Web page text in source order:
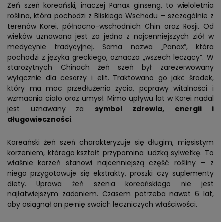
Żeń szeń koreański, inaczej Panax ginseng, to wieloletnia
roślina, która pochodzi z Bliskiego Wschodu – szczególnie z
terenów Korei, północno-wschodnich Chin oraz Rosji. Od
wieków uznawana jest za jedno z najcenniejszych ziół w
medycynie tradycyjnej. Sama nazwa „Panax”, która
pochodzi z języka greckiego, oznacza „wszech leczący”. W
starożytnych Chinach żeń szeń był zarezerwowany
wyłącznie dla cesarzy i elit. Traktowano go jako środek,
który ma moc przedłużenia życia, poprawy witalności i
wzmacnia ciało oraz umysł. Mimo upływu lat w Korei nadal
jest uznawany za symbol zdrowia, energii i
długowieczności.
Koreański żeń szeń charakteryzuje się długim, mięsistym
korzeniem, którego kształt przypomina ludzką sylwetkę. To
właśnie korzeń stanowi najcenniejszą część rośliny – z
niego przygotowuje się ekstrakty, proszki czy suplementy
diety. Uprawa żeń szenia koreańskiego nie jest
najłatwiejszym zadaniem. Czasem potrzeba nawet 6 lat,
aby osiągnął on pełnię swoich leczniczych właściwości.